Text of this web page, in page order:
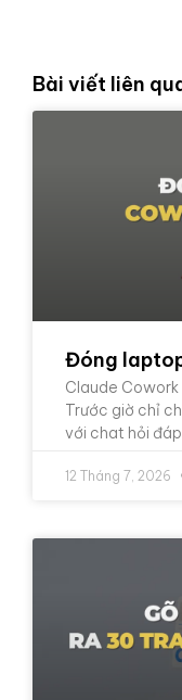
Bài viết liên
Đóng
Claude
Trước giờ chỉ
với chat hỏi
12 Tháng 7, 2026